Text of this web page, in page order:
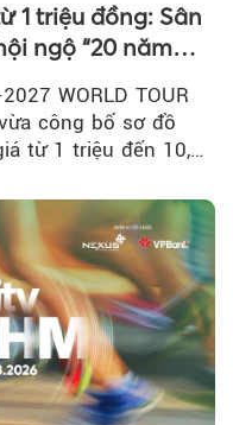
1 triệu đồng: Sân
ngộ “20 năm
WORLD TOUR
công bố sơ đồ
từ 1 triệu đến 10,5